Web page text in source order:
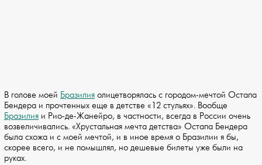
В голове моей Бразилия олицетворялась с городом-мечтой Остапа
Бендера и прочтенных еще в детстве «12 стульях». Вообще
Бразилия и Рио-де-Жанейро, в частности, всегда в России очень
возвеличивались. «Хрустальная мечта детства» Остапа Бендера
была схожа и с моей мечтой, и в иное время о Бразилии я бы,
скорее всего, и не помышлял, но дешевые билеты уже были на
руках.